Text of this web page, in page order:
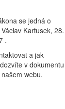
se jedná o
Kartusek, 28.
.
a jak
v dokumentu
webu.